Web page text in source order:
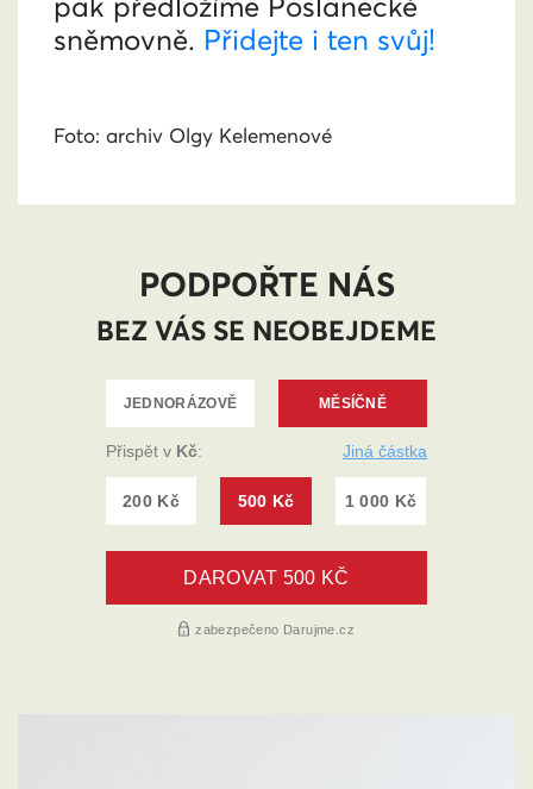
sněmovně. Přidejte i ten svůj!
Foto: archiv Olgy Kelemenové
PODPOŘTE NÁS
BEZ VÁS SE NEOBEJDEME